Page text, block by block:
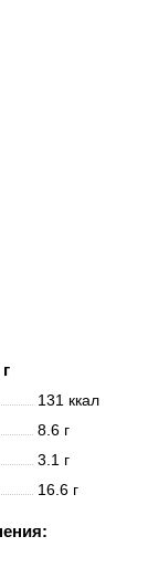
131 ккал
8.6 г
3.1 г
16.6 г